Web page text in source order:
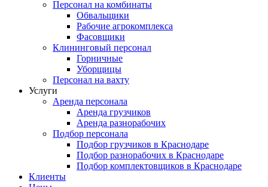
Персонал на комбинаты
Обвальщики
Рабочие агрокомплекса
Фасовщики
Клининговый персонал
Горничные
Уборщицы
Персонал на вахту
Услуги
Аренда персонала
Аренда грузчиков
Аренда разнорабочих
Подбор персонала
Подбор грузчиков в Краснодаре
Подбор разнорабочих в Краснодаре
Подбор комплектовщиков в Краснодаре
Клиенты